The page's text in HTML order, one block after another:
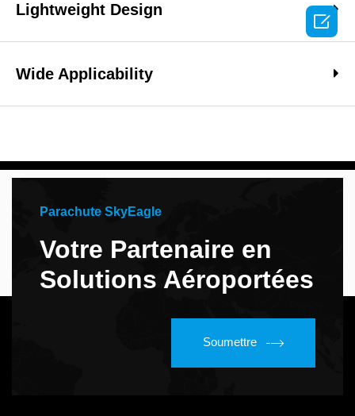
Lightweight Design
Wide Applicability
Parachute SkyEagle
Votre Partenaire en
Solutions Aéroportées
Soumettre
